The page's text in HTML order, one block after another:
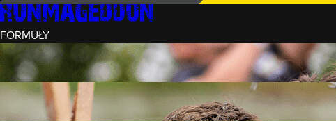
FORMUŁY
INTRO (¼)
15 PRZESZKÓD
3 KM+
REKRUT (½)
30 PRZESZKÓD